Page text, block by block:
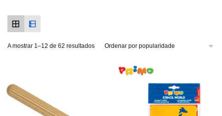
A mostrar 1–12 de 62 resultados